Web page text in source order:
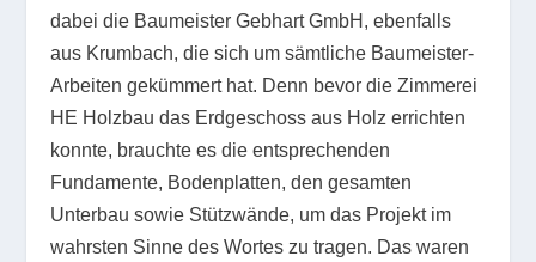
dabei die Baumeister Gebhart GmbH, ebenfalls
aus Krumbach, die sich um sämtliche Baumeister-
Arbeiten gekümmert hat. Denn bevor die Zimmerei
HE Holzbau das Erdgeschoss aus Holz errichten
konnte, brauchte es die entsprechenden
Fundamente, Bodenplatten, den gesamten
Unterbau sowie Stützwände, um das Projekt im
wahrsten Sinne des Wortes zu tragen. Das waren